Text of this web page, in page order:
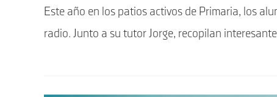
entrada:
entrada:
Este año en los patios activos de Primaria, los
radio. Junto a su tutor Jorge, recopilan